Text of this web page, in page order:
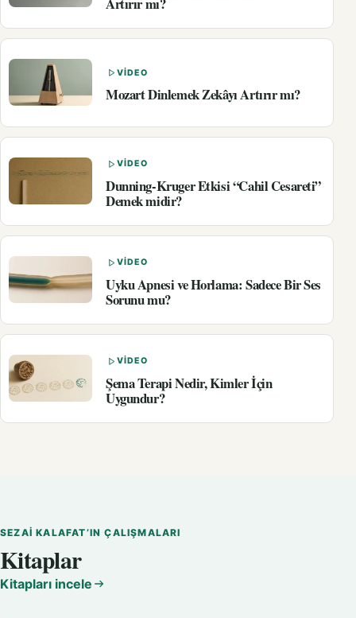
VIDEO
Mozart Dinlemek Zekâyı Artırır mı?
VIDEO
Dunning-Kruger Etkisi “Cahil Cesareti”
Demek midir?
VIDEO
Uyku Apnesi ve Horlama: Sadece Bir Ses
Sorunu mu?
VIDEO
Şema Terapi Nedir, Kimler İçin
Uygundur?
SEZAI KALAFAT’IN ÇALIŞMALARI
Kitaplar
Kitapları incele